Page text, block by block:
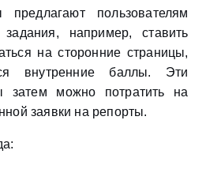
пользователям
например, ставить
на сторонние страницы,
внутренние баллы. Эти
затем можно потратить на
заявки на репорты.